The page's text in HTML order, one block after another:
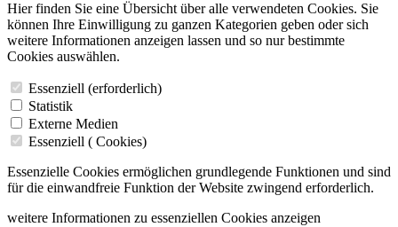
Hier finden Sie eine Übersicht über alle verwendeten Cookies. Sie
können Ihre Einwilligung zu ganzen Kategorien geben oder sich
weitere Informationen anzeigen lassen und so nur bestimmte
Cookies auswählen.
Essenziell (erforderlich)
Statistik
Externe Medien
Essenziell ( Cookies)
Essenzielle Cookies ermöglichen grundlegende Funktionen und sind
für die einwandfreie Funktion der Website zwingend erforderlich.
weitere Informationen zu essenziellen Cookies anzeigen